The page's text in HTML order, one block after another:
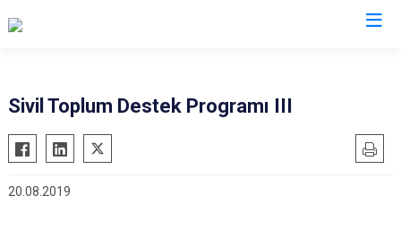
Alucra
Bulancak
Çamoluk
Sivil Toplum Destek Programı III
20.08.2019